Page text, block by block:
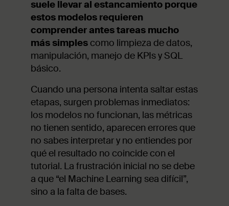
suele llevar al estancamiento porque
estos modelos requieren
comprender antes tareas mucho
más simplescomo limpieza de datos,
manipulación, manejo de KPIs y SQL
básico.
Cuando una persona intenta saltar estas
etapas, surgen problemas inmediatos:
los modelos no funcionan, las métricas
no tienen sentido, aparecen errores que
no sabes interpretar y no entiendes por
qué el resultado no coincide con el
tutorial. La frustración inicial no se debe
a que “el Machine Learning sea difícil”,
sino a la falta de bases.